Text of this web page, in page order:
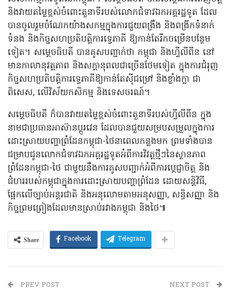
និងវាយតម្លៃខ្ពស់ចំពោះតួនាទីរបស់លោកជំទាវ​ឯកអគ្គរដ្ឋទូត​ ដែល
បានចូលរួមចំណែកយ៉ាងសកម្មក្នុងការជួយពង្រឹង និងពង្រីកទំនាក់
ទំនង និងកិច្ចសហប្រតិបត្តិការទ្វេភាគី ឱ្យកាន់តែរីកចម្រើនបន្ថែម
ទៀត។ សម្ដេចធិបតី បានគូសបញ្ជាក់ថា កម្ពុជា និងហ្វីលីពីន នៅ
មានកាលានុវត្តភាព និងសក្តានុពលជាច្រើនថែមទៀត ក្នុងការជំរុញ
កិច្ចសហប្រតិបត្តិការទ្វេភាគីឱ្យកាន់តែស៊ីជម្រៅ​ និង​ខ្លាំងក្លា ជា
ពិសេស, លើវិស័យកសិកម្ម និងទេសចរណ៍។
សម្ដេចធិបតី ក៏បានវាយតម្លៃខ្ពស់ចំពោះតួនាទីរបស់ហ្វីលីពីន ក្នុង
នាមជាប្រធានអាស៊ានប្តូរវេន ដែលបានជួយសម្របសម្រួលក្នុងការ
ដោះស្រាយបញ្ហាព្រំដែនកម្ពុជា-ថៃនាពេលកន្លងមក ព្រមទាំងបាន
ជម្រាបជូនលោកជំទាវឯកអគ្គរដ្ឋទូតអំពីការវិវត្តថ្មីៗនៃស្ថានភាព
ព្រំដែនកម្ពុជា-ថៃ ជាមួយនឹងការគូសបញ្ជាក់អំពីការប្តេជ្ញាចិត្ត និង
ជំហររបស់កម្ពុជាក្នុងការដោះស្រាយបញ្ហាព្រំដែន​ ដោយសន្តិវិធី,
ផ្អែកលើច្បាប់អន្តរជាតិ និងអនុលោមតាមអនុសញ្ញា, សន្ធិសញ្ញា និង
កិច្ចព្រមព្រៀងដែលមានស្រាប់រវាងកម្ពុជា និងថៃ៕
Share Facebook Telegram
PREV POST NEXT POST